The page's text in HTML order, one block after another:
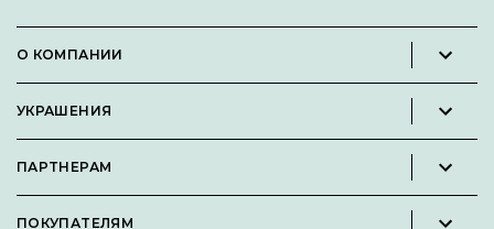
О КОМПАНИИ
Вакансии
УКРАШЕНИЯ
Кольца
ПАРТНЕРАМ
ПОКУПАТЕЛЯМ